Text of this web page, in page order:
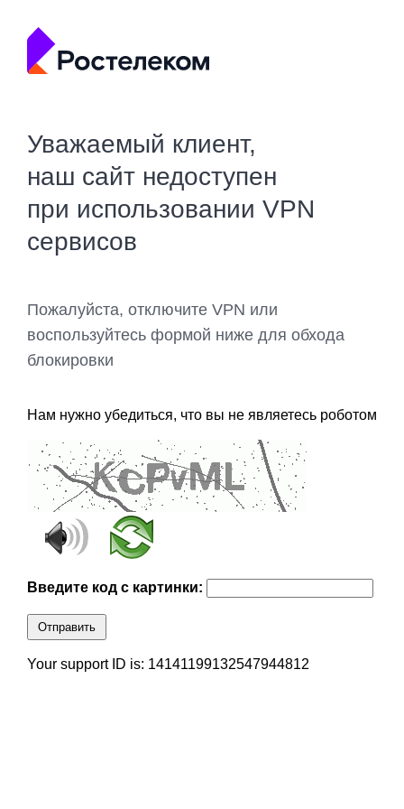
Уважаемый клиент,
наш сайт недоступен
при использовании VPN
сервисов
Пожалуйста, отключите VPN или
воспользуйтесь формой ниже для обхода
блокировки
Нам нужно убедиться, что вы не являетесь роботом
Введите код с картинки:
Отправить
Your support ID is: 14141199132547944812